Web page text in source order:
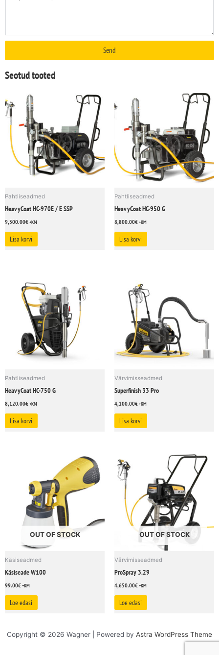
Send
Seotud tooted
Pahtliseadmed
HeavyCoat HC-970E / E SSP
9,300.00€+KM
Lisa korvi
Pahtliseadmed
HeavyCoat HC-950 G
8,800.00€+KM
Lisa korvi
Pahtliseadmed
HeavyCoat HC-750 G
8,120.00€+KM
Lisa korvi
Värvimisseadmed
Superfinish 33 Pro
4,100.00€+KM
Lisa korvi
OUT OF STOCK
Käsiseadmed
Käsiseade W100
99.00€+KM
Loe edasi
OUT OF STOCK
Värvimisseadmed
ProSpray 3.29
4,650.00€+KM
Loe edasi
Copyright © 2026 Wagner | Powered by Astra WordPress Theme